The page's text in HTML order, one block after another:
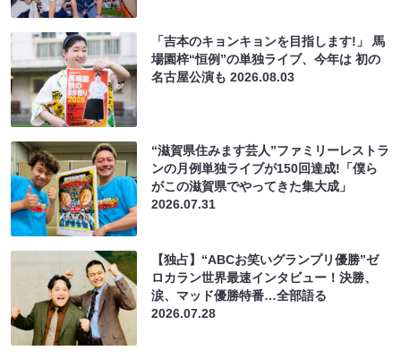
「吉本のキョンキョンを目指します!」 馬
場園梓“恒例”の単独ライブ、今年は 初の
名古屋公演も2026.08.03
“滋賀県住みます芸人”ファミリーレストラ
ンの月例単独ライブが150回達成!「僕ら
がこの滋賀県でやってきた集大成」
2026.07.31
【独占】“ABCお笑いグランプリ優勝”ゼ
ロカラン世界最速インタビュー！決勝、
涙、マッド優勝特番…全部語る
2026.07.28